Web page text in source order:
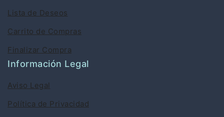
Lista de Deseos
Carrito de Compras
Finalizar Compra
Información Legal
Aviso Legal
Política de Privacidad